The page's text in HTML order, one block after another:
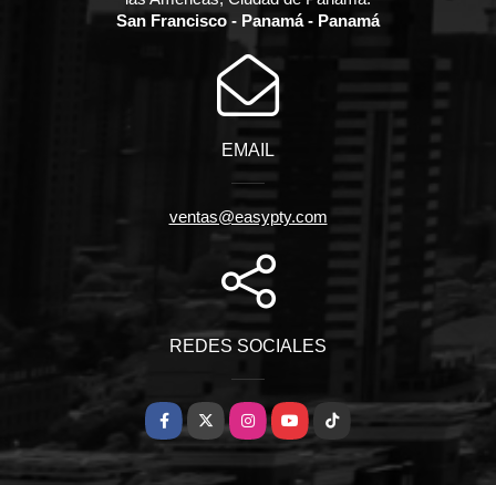
San Francisco - Panamá - Panamá
EMAIL
ventas@easypty.com
REDES SOCIALES
Facebook
X InstagramYouTubeTikTok